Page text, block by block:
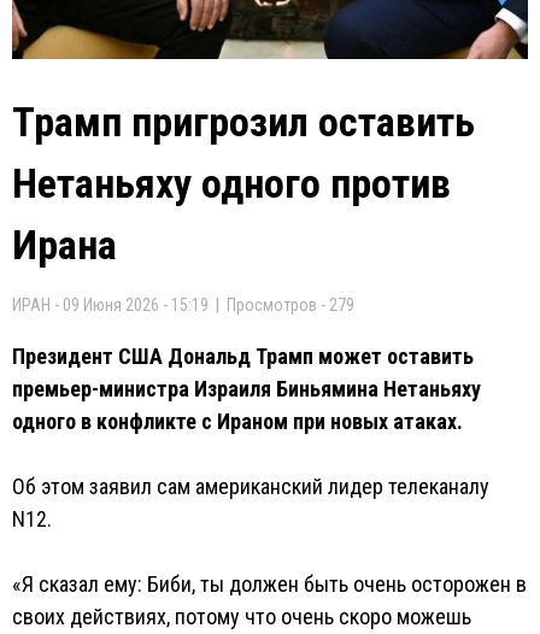
Трамп пригрозил оставить
Нетаньяху одного против
Ирана
ИРАН - 09 Июня 2026 - 15:19 | Просмотров - 279
Президент США Дональд Трамп может оставить
премьер-министра Израиля Биньямина Нетаньяху
одного в конфликте с Ираном при новых атаках.
Об этом заявил сам американский лидер телеканалу
N12.
«Я сказал ему: Биби, ты должен быть очень осторожен в
своих действиях, потому что очень скоро можешь